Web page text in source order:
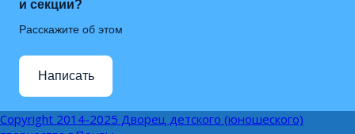
и секции?
Расскажите об этом
Написать
Copyright 2014-2025 Дворец детского (юношеского)